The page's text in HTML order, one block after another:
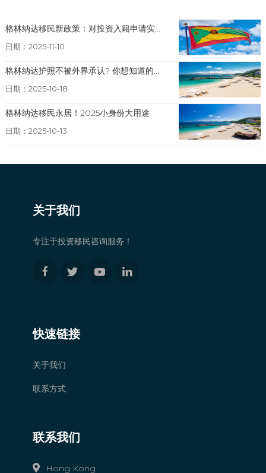
格林纳达移民新政策：对投资入籍申请实...
日期：2025-11-10
格林纳达护照不被外界承认? 你想知道的...
日期：2025-10-18
格林纳达移民永居！2025小身份大用途
日期：2025-10-13
关于我们
专注于投资移民咨询服务！
快速链接
关于我们
联系方式
联系我们
Hong Kong